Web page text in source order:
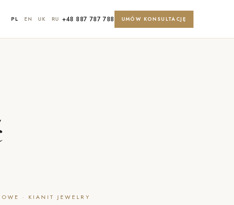
PL EN UK RU +48 887 787 788 UMÓW KONSULTACJĘ
· KIANIT JEWELRY